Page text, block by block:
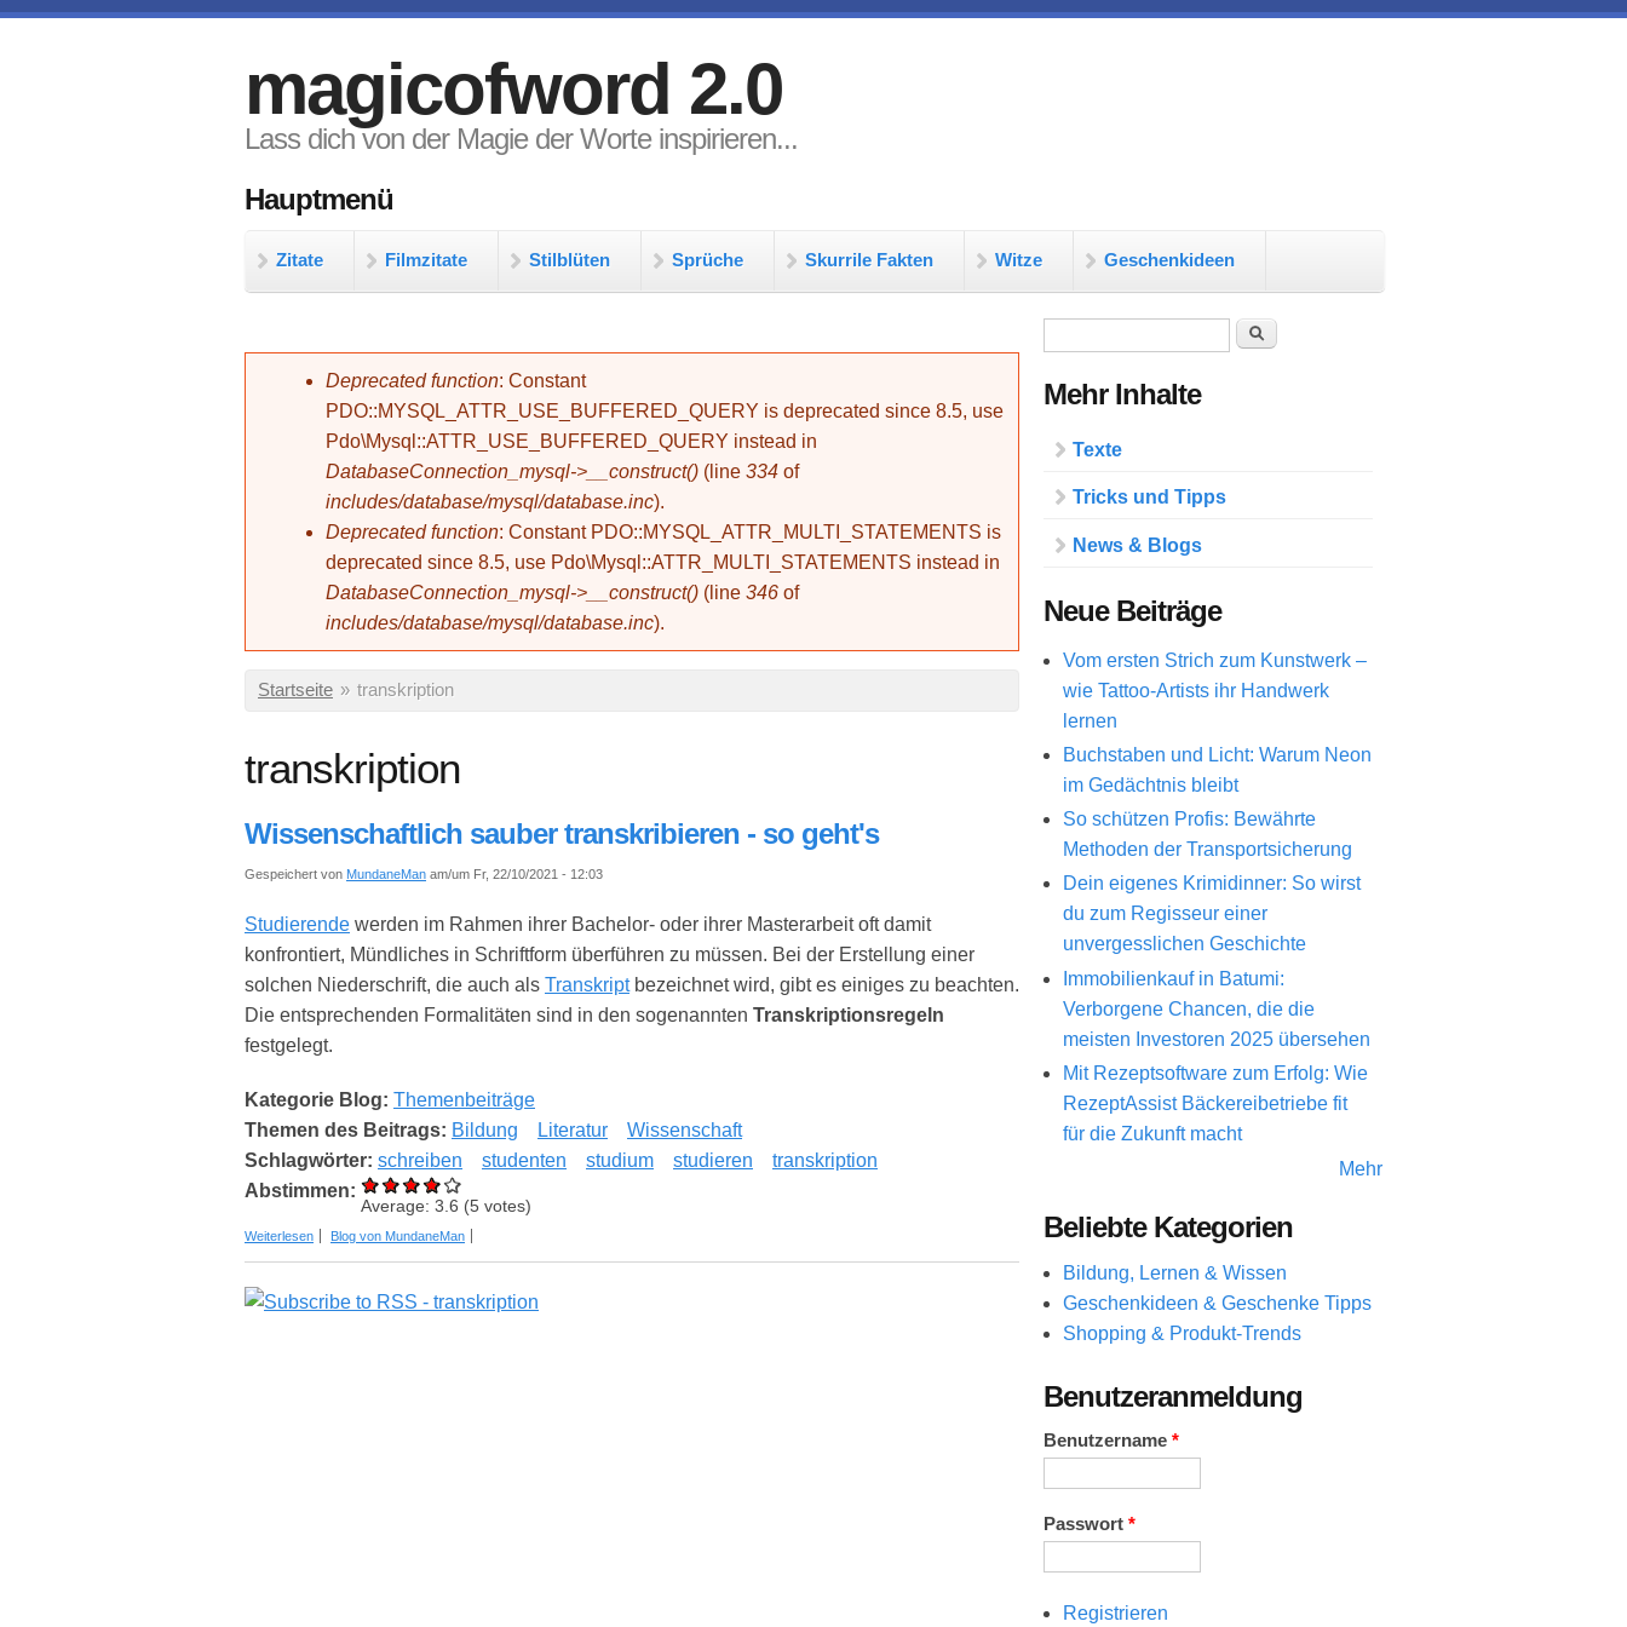
magicofword 2.0
Lass dich von der Magie der Worte inspirieren...
Hauptmenü
Zitate Filmzitate Stilblüten Sprüche Skurrile Fakten Witze Geschenkideen
Fehlermeldung
Deprecated function: Constant
PDO::MYSQL_ATTR_USE_BUFFERED_QUERY is deprecated since 8.5, use
Pdo\Mysql::ATTR_USE_BUFFERED_QUERY instead in
DatabaseConnection_mysql->__construct() (line 334 of
includes/database/mysql/database.inc).
Deprecated function: Constant PDO::MYSQL_ATTR_MULTI_STATEMENTS is
deprecated since 8.5, use Pdo\Mysql::ATTR_MULTI_STATEMENTS instead in
DatabaseConnection_mysql->__construct() (line 346 of
includes/database/mysql/database.inc).
Sie sind hier
Startseite » transkription
transkription
Wissenschaftlich sauber transkribieren - so geht's
Gespeichert von MundaneMan am/um Fr, 22/10/2021 - 12:03
Studierende werden im Rahmen ihrer Bachelor- oder ihrer Masterarbeit oft damit
konfrontiert, Mündliches in Schriftform überführen zu müssen. Bei der Erstellung einer
solchen Niederschrift, die auch als Transkriptbezeichnet wird, gibt es einiges zu beachten.
Die entsprechenden Formalitäten sind in den sogenannten Transkriptionsregeln
festgelegt.
Kategorie Blog: Themenbeiträge
Themen des Beitrags: Bildung Literatur
Wissenschaft
Schlagwörter: schreiben studenten studium studieren
transkription
Abstimmen:
Average: 3.6 (5 votes)
Weiterlesen über Wissenschaftlich sauber transkribieren - so geht's
Blog von MundaneMan
Suche
Mehr Inhalte
Texte
Tricks und Tipps
News & Blogs
Neue Beiträge
Vom ersten Strich zum Kunstwerk –
wie Tattoo-Artists ihr Handwerk
lernen
Buchstaben und Licht: Warum Neon
im Gedächtnis bleibt
So schützen Profis: Bewährte
Methoden der Transportsicherung
Dein eigenes Krimidinner: So wirst
du zum Regisseur einer
unvergesslichen Geschichte
Immobilienkauf in Batumi:
Verborgene Chancen, die die
meisten Investoren 2025 übersehen
Mit Rezeptsoftware zum Erfolg: Wie
RezeptAssist Bäckereibetriebe fit
für die Zukunft macht
Mehr
Beliebte Kategorien
Bildung, Lernen & Wissen
Geschenkideen & Geschenke Tipps
Shopping & Produkt-Trends
Benutzeranmeldung
Benutzername *
Passwort *
Registrieren